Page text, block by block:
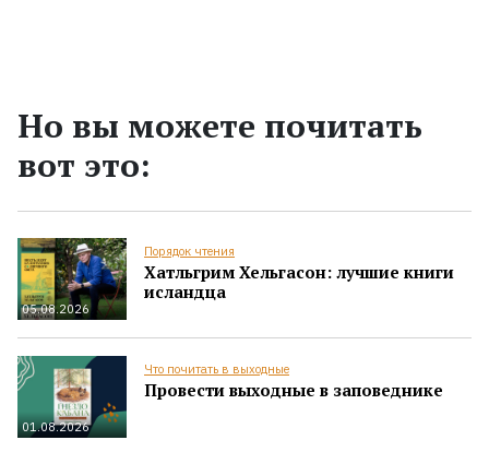
Но вы можете почитать
вот это:
05.08.2026
Порядок чтения
Хатльгрим Хельгасон: лучшие книги
исландца
01.08.2026
Что почитать в выходные
Провести выходные в заповеднике